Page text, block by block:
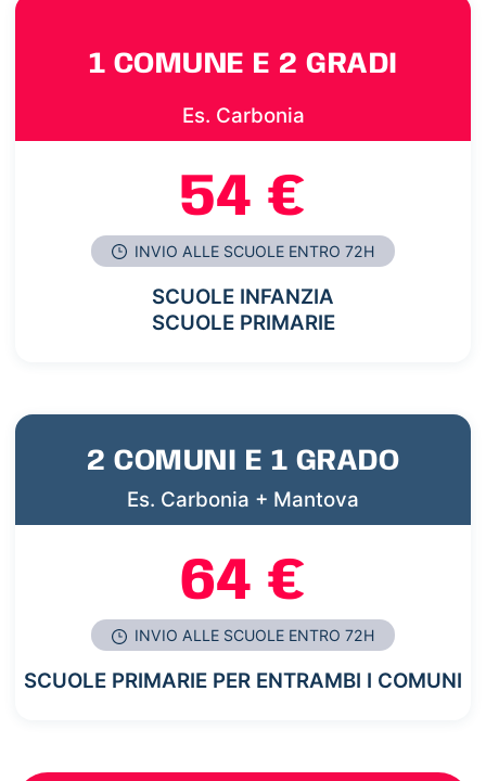
1 COMUNE E 2 GRADI
Es. Carbonia
54 €
INVIO ALLE SCUOLE ENTRO 72H
SCUOLE INFANZIA
SCUOLE PRIMARIE
2 COMUNI E 1 GRADO
Es. Carbonia + Mantova
64 €
INVIO ALLE SCUOLE ENTRO 72H
SCUOLE PRIMARIE PER ENTRAMBI I COMUNI